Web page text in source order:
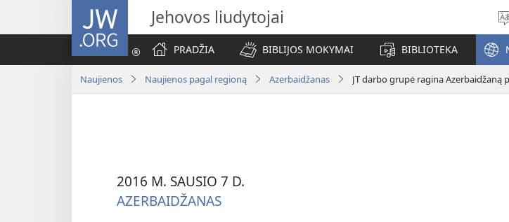
JW.ORG Jehovos liudytojai
PRADŽIA
BIBLIJOS MOKYMAI BIBLIOTEKA
Naujienos Naujienos pagal regioną Azerbaidžanas JT darbo grupė ragina Azerbaidžaną
2016 M. SAUSIO 7 D.
AZERBAIDŽANAS